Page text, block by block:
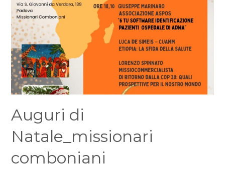
Auguri di
Natale_missionari
comboniani